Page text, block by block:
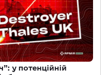
у потенційній